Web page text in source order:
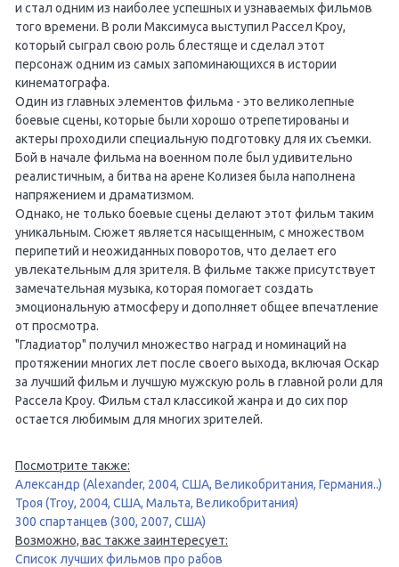
и стал одним из наиболее успешных и узнаваемых фильмов
того времени. В роли Максимуса выступил Рассел Кроу,
который сыграл свою роль блестяще и сделал этот
персонаж одним из самых запоминающихся в истории
кинематографа.
Один из главных элементов фильма - это великолепные
боевые сцены, которые были хорошо отрепетированы и
актеры проходили специальную подготовку для их съемки.
Бой в начале фильма на военном поле был удивительно
реалистичным, а битва на арене Колизея была наполнена
напряжением и драматизмом.
Однако, не только боевые сцены делают этот фильм таким
уникальным. Сюжет является насыщенным, с множеством
перипетий и неожиданных поворотов, что делает его
увлекательным для зрителя. В фильме также присутствует
замечательная музыка, которая помогает создать
эмоциональную атмосферу и дополняет общее впечатление
от просмотра.
"Гладиатор" получил множество наград и номинаций на
протяжении многих лет после своего выхода, включая Оскар
за лучший фильм и лучшую мужскую роль в главной роли для
Рассела Кроу. Фильм стал классикой жанра и до сих пор
остается любимым для многих зрителей.
Посмотрите также:
Александр (Alexander, 2004, США, Великобритания, Германия..)
Троя (Troy, 2004, США, Мальта, Великобритания)
300 спартанцев (300, 2007, США)
Возможно, вас также заинтересует:
Список лучших фильмов про рабов